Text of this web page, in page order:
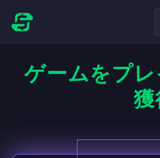
ゲームをプ